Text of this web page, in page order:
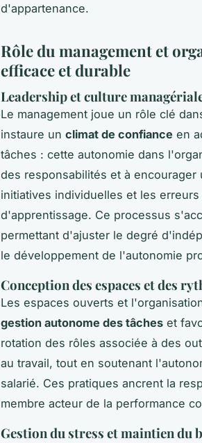
d'appartenance.
Rôle du management et
efficace et durable
Leadership et culture
Le management joue un rôle clé
instaure un climat de confiance en
tâches : cette autonomie dans
des responsabilités et à
initiatives individuelles et les
d'apprentissage. Ce processus
permettant d'ajuster le degré
le développement de l'autonomie
Conception des espaces et des
Les espaces ouverts et
gestion autonome des tâches et
rotation des rôles associée à des
au travail, tout en soutenant
salarié. Ces pratiques ancrent la
membre acteur de la performance
Gestion du stress et maintien du